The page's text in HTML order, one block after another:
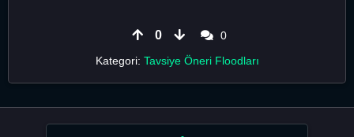
0
0
Kategori: Tavsiye Öneri Floodları